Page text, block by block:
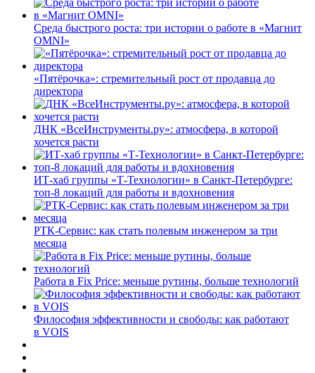
Среда быстрого роста: три истории о работе в «Магнит
OMNI»
«Пятёрочка»: стремительный рост от продавца до
директора
ДНК «ВсеИнструменты.ру»: атмосфера, в которой
хочется расти
ИТ-хаб группы «Т-Технологии» в Санкт-Петербурге:
топ-8 локаций для работы и вдохновения
РТК-Сервис: как стать полевым инженером за три
месяца
Работа в Fix Price: меньше рутины, больше технологий
Философия эффективности и свободы: как работают
в VOIS